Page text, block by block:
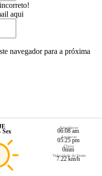
aqui
navegador para a próxima
Sex
Amanhecer
06:08 am
Anoitecer
05:25 pm
Chuva
0mm
Velocidade do Vento
7.22 km/h